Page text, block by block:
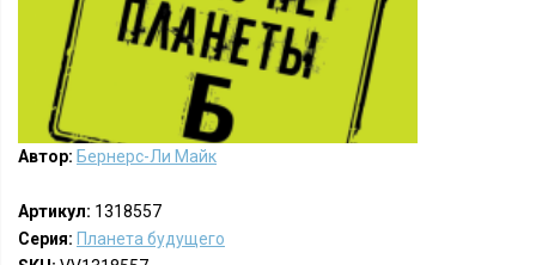
Автор: Бернерс-Ли Майк
Артикул: 1318557
Серия: Планета будущего